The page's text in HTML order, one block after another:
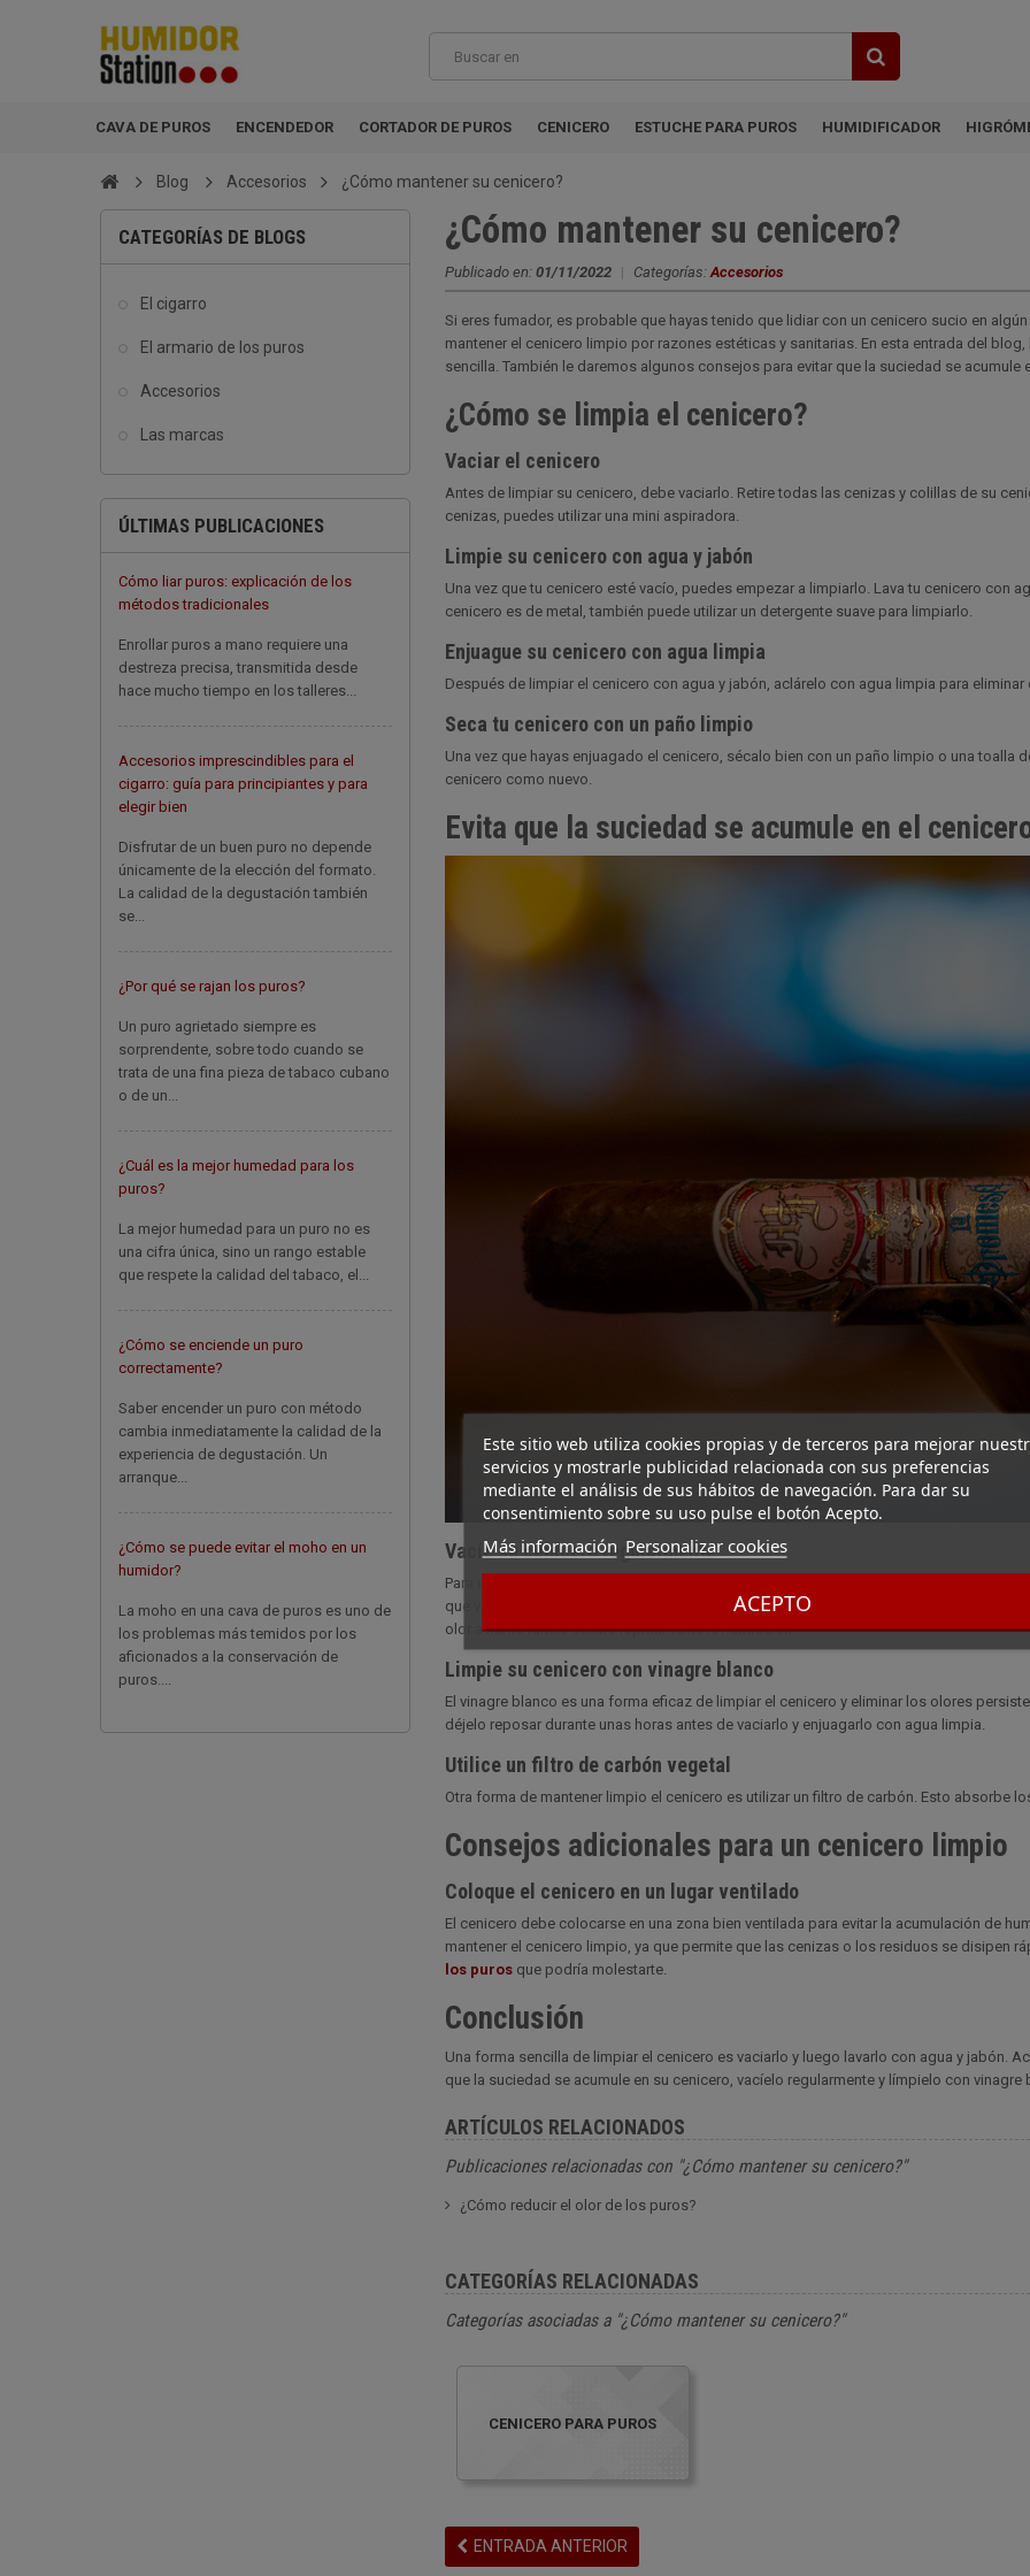
CAVA DE PUROS ENCENDEDOR CORTADOR DE PUROS CENICERO ESTUCHE PARA PUROS HUMIDIFICADOR
Este sitio web utiliza cookies propias y de terceros para mejorar
servicios y mostrarle publicidad relacionada con sus preferencias
mediante el análisis de sus hábitos de navegación. Para dar su
consentimiento sobre su uso pulse el botón Acepto.
Más información Personalizar cookies
ACEPTO
Blog Accesorios ¿Cómo mantener su cenicero?
CATEGORÍAS DE BLOGS
El cigarro
El armario de los puros
Accesorios
Las marcas
ÚLTIMAS PUBLICACIONES
Cómo liar puros: explicación de los
métodos tradicionales
Enrollar puros a mano requiere una
destreza precisa, transmitida desde
hace mucho tiempo en los talleres...
Accesorios imprescindibles para el
cigarro: guía para principiantes y para
elegir bien
Disfrutar de un buen puro no depende
únicamente de la elección del formato.
La calidad de la degustación también
se...
¿Por qué se rajan los puros?
Un puro agrietado siempre es
sorprendente, sobre todo cuando se
trata de una fina pieza de tabaco cubano
o de un...
¿Cuál es la mejor humedad para los
puros?
La mejor humedad para un puro no es
una cifra única, sino un rango estable
que respete la calidad del tabaco, el...
¿Cómo se enciende un puro
correctamente?
Saber encender un puro con método
cambia inmediatamente la calidad de la
experiencia de degustación. Un
arranque...
¿Cómo se puede evitar el moho en un
humidor?
La moho en una cava de puros es uno de
los problemas más temidos por los
aficionados a la conservación de
puros....
¿Cómo mantener su cenicero?
Publicado en: 01/11/2022 | Categorías:Accesorios
Si eres fumador, es probable que hayas tenido que lidiar con un cenicero sucio en
mantener el cenicero limpio por razones estéticas y sanitarias. En esta entrada del
sencilla. También le daremos algunos consejos para evitar que la suciedad se acumule
¿Cómo se limpia el cenicero?
Vaciar el cenicero
Antes de limpiar su cenicero, debe vaciarlo. Retire todas las cenizas y colillas de su
cenizas, puedes utilizar una mini aspiradora.
Limpie su cenicero con agua y jabón
Una vez que tu cenicero esté vacío, puedes empezar a limpiarlo. Lava tu cenicero con
cenicero es de metal, también puede utilizar un detergente suave para limpiarlo.
Enjuague su cenicero con agua limpia
Después de limpiar el cenicero con agua y jabón, aclárelo con agua limpia para
Seca tu cenicero con un paño limpio
Una vez que hayas enjuagado el cenicero, sécalo bien con un paño limpio o una toalla
cenicero como nuevo.
Evita que la suciedad se acumule en el
Vacíe su cenicero regularmente
Para evitar que la suciedad se acumule en su cenicero, debe vaciarlo regularmente.
que vaciarlo diaria o semanalmente. Si deja que las cenizas y colillas de los cigarrillos
olor a humo rancio llenará rápidamente la habitación.
Limpie su cenicero con vinagre blanco
El vinagre blanco es una forma eficaz de limpiar el cenicero y eliminar los olores
déjelo reposar durante unas horas antes de vaciarlo y enjuagarlo con agua limpia.
Utilice un filtro de carbón vegetal
Otra forma de mantener limpio el cenicero es utilizar un filtro de carbón. Esto absorbe
Consejos adicionales para un cenicero limpio
Coloque el cenicero en un lugar ventilado
El cenicero debe colocarse en una zona bien ventilada para evitar la acumulación de
mantener el cenicero limpio, ya que permite que las cenizas o los residuos se disipen
los puros que podría molestarte.
Conclusión
Una forma sencilla de limpiar el cenicero es vaciarlo y luego lavarlo con agua y jabón.
que la suciedad se acumule en su cenicero, vacíelo regularmente y límpielo con
ARTÍCULOS RELACIONADOS
Publicaciones relacionadas con "¿Cómo mantener su cenicero?"
¿Cómo reducir el olor de los puros?
CATEGORÍAS RELACIONADAS
Categorías asociadas a "¿Cómo mantener su cenicero?"
CENICERO PARA PUROS
ENTRADA ANTERIOR